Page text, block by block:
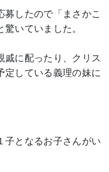
募したので「まさかこ
いていました。
戚に配ったり、クリス
定している義理の妹に
子となるお子さんがい